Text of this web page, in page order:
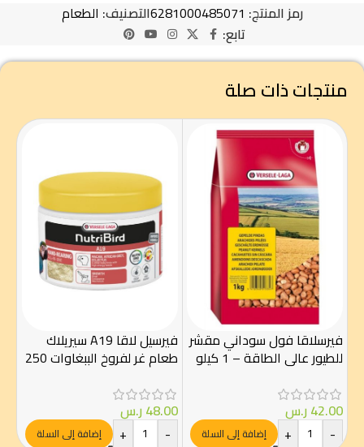
رمز المنتج: 6281000485071التصنيف: الطعام
تابع:
منتجات ذات صلة
فيرسلاقا فول سوداني مقشر
للطيور عالي الطاقة – 1 كيلو
42.00ر.س
-
+ إضافة إلى السلة
فيرسيل لاقا A19 سيريلاك
طعام غر لفروخ الببغاوات 250
48.00ر.س
-
+ إضافة إلى السلة